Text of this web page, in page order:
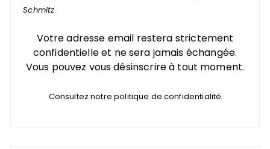
Schmitz
Votre adresse email restera strictement
confidentielle et ne sera jamais échangée.
Vous pouvez vous désinscrire à tout moment.
Consultez notre politique de confidentialité